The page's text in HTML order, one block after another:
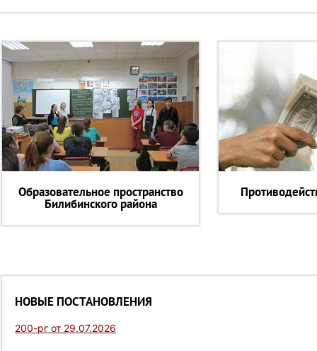
Образовательное пространство
Билибинского района
НОВЫЕ ПОСТАНОВЛЕНИЯ
200-рг от 29.07.2026